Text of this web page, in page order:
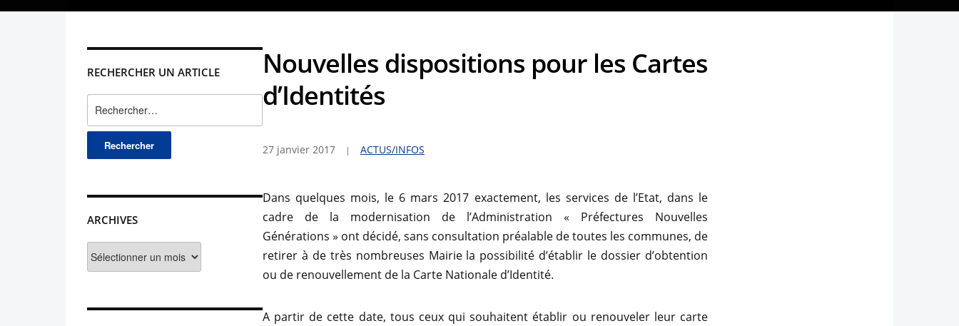
RECHERCHER UN ARTICLE
ARCHIVES
Nouvelles dispositions pour les Cartes
d’Identités
27 janvier 2017 ACTUS/INFOS
Dans quelques mois, le 6 mars 2017 exactement, les services de l’Etat, dans le
cadre de la modernisation de l’Administration « Préfectures Nouvelles
Générations » ont décidé, sans consultation préalable de toutes les communes, de
retirer à de très nombreuses Mairie la possibilité d’établir le dossier d’obtention
ou de renouvellement de la Carte Nationale d’Identité.
A partir de cette date, tous ceux qui souhaitent établir ou renouveler leur carte